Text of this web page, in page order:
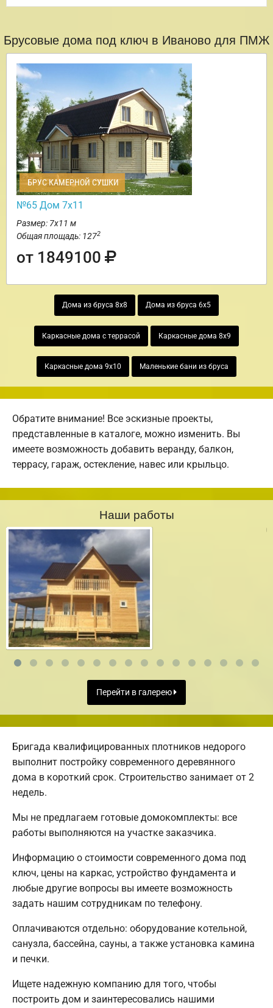
Брусовые дома под ключ в Иваново для ПМЖ
БРУС КАМЕРНОЙ СУШКИ
№65 Дом 7х11
Размер: 7х11 м
Общая площадь: 1272
от 1849100
Дома из бруса 8х8 Дома из бруса 6х5
Каркасные дома с террасой Каркасные дома 8х9
Каркасные дома 9х10 Маленькие бани из бруса
Обратите внимание! Все эскизные проекты,
представленные в каталоге, можно изменить. Вы
имеете возможность добавить веранду, балкон,
террасу, гараж, остекление, навес или крыльцо.
Наши работы
Перейти в галерею
Бригада квалифицированных плотников недорого
выполнит постройку современного деревянного
дома в короткий срок. Строительство занимает от 2
недель.
Мы не предлагаем готовые домокомплекты: все
работы выполняются на участке заказчика.
Информацию о стоимости современного дома под
ключ, цены на каркас, устройство фундамента и
любые другие вопросы вы имеете возможность
задать нашим сотрудникам по телефону.
Оплачиваются отдельно: оборудование котельной,
санузла, бассейна, сауны, а также установка камина
и печки.
Ищете надежную компанию для того, чтобы
построить дом и заинтересовались нашими